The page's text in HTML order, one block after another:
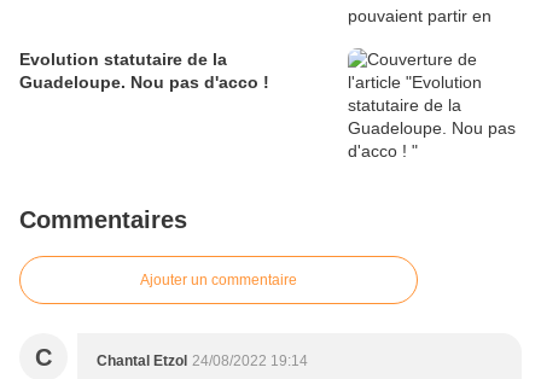
Evolution statutaire de la
Guadeloupe. Nou pas d'acco !
Commentaires
Ajouter un commentaire
C Chantal Etzol 24/08/2022 19:14